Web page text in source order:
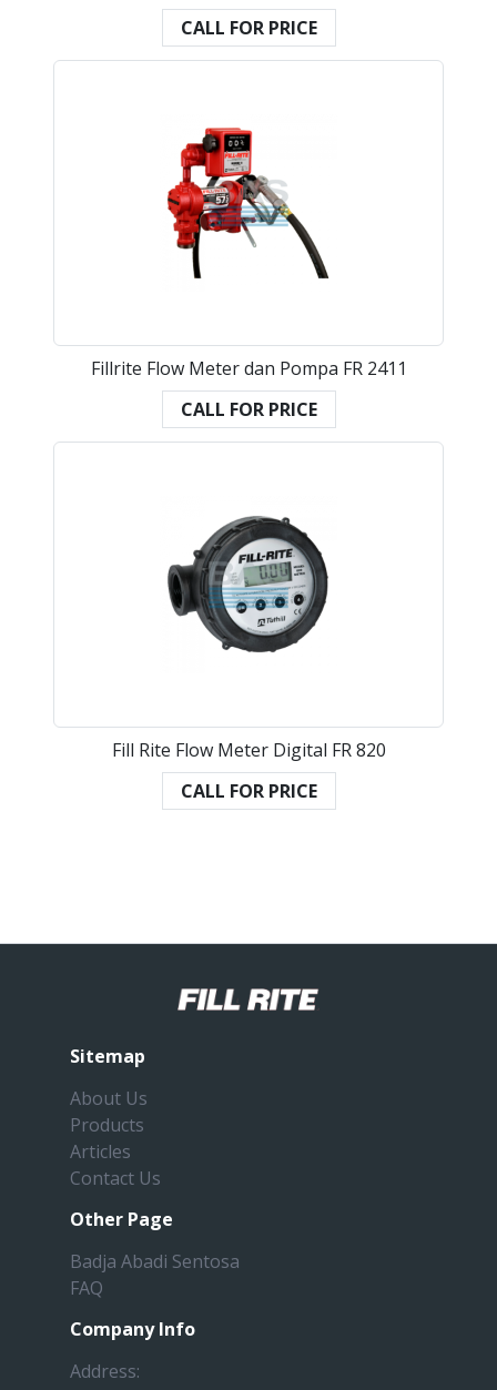
CALL FOR PRICE
Fillrite Flow Meter dan Pompa FR 2411
CALL FOR PRICE
Fill Rite Flow Meter Digital FR 820
CALL FOR PRICE
Sitemap
About Us
Products
Articles
Contact Us
Other Page
Badja Abadi Sentosa
FAQ
Company Info
Address: